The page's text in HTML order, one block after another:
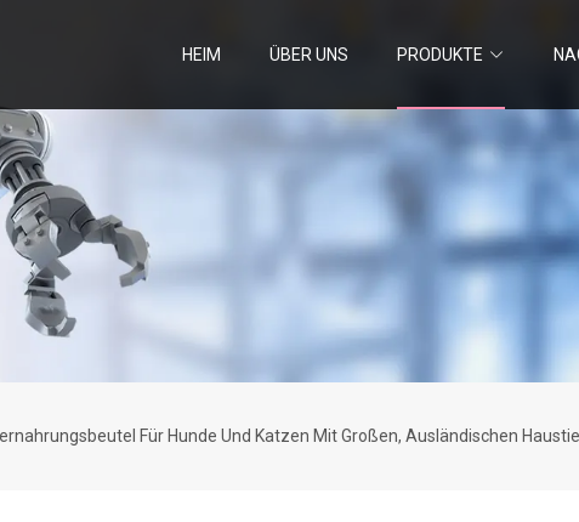
HEIM ÜBER UNS PRODUKTE
Für Hunde Und Katzen Mit Großen, Ausländischen